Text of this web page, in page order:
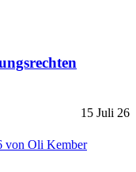
15 Juli 26